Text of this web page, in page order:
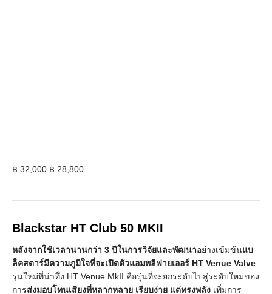
฿32,000 Original
฿ 28,800Current
Blackstar HT Club 50 MKII
หลังจากใช้เวลานานกว่า 3 ปีในการวิจัยและพัฒนาอย่างเข้มข้นแบ
ล็คสตาร์มีความภูมิใจที่จะเปิดตัวแอมพลิฟายเออร์ HT Venue Valve
รุ่นใหม่ที่น่าทึ่ง HT Venue MkII คือรุ่นที่จะยกระดับไปสู่ระดับใหม่ของ
การส่งมอบโทนเสียงที่หลากหลาย เรียบง่าย แต่ทรงพลัง เพิ่มการ